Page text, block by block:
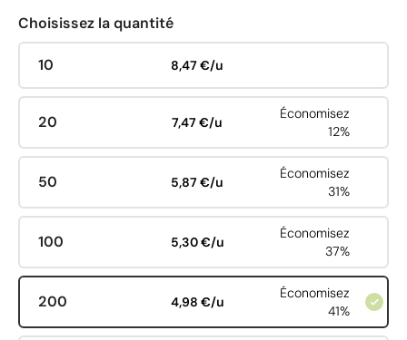
Choisissez la quantité
10 8,47 €/u
20 7,47 €/u
Économisez
12%
50 5,87 €/u
Économisez
31%
100 5,30 €/u
Économisez
37%
200 4,98 €/u
Économisez
41%